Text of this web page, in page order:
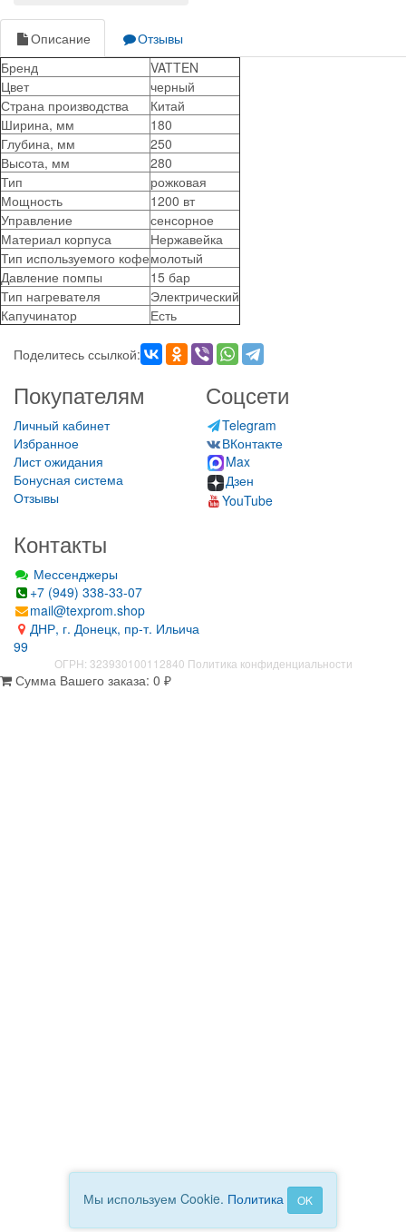
Описание
Отзывы
Бренд
VATTEN
Цвет
черный
Страна производства
Китай
Ширина, мм
180
Глубина, мм
250
Высота, мм
280
Тип
рожковая
Мощность
1200 вт
Управление
сенсорное
Материал корпуса
Нержавейка
Тип используемого кофемолотый
Давление помпы
15 бар
Тип нагревателя
Электрический
Капучинатор
Есть
Поделитесь ссылкой:
Покупателям
Личный кабинет
Избранное
Лист ожидания
Бонусная система
Отзывы
Соцсети
Telegram
ВКонтакте
Max
Дзен
YouTube
Контакты
Мессенджеры
+7 (949) 338-33-07
mail@texprom.shop
ДНР, г. Донецк, пр-т. Ильича
99
ОГРН: 323930100112840 Политика конфиденциальности
Сумма Вашего заказа: 0 ₽
Мы используем Cookie. Политика OK